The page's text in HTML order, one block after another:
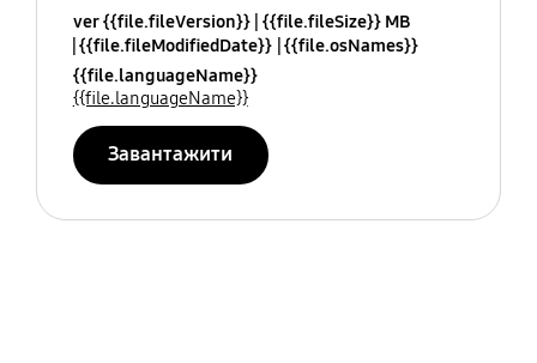
ver {{file.fileVersion}} {{file.fileSize}} MB
{{file.fileModifiedDate}} {{file.osNames}}
{{file.languageName}}
{{file.languageName}}
Завантажити